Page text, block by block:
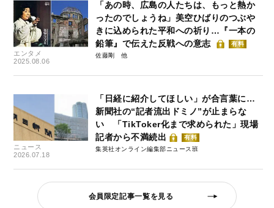
エンタメ
2025.08.06
「あの時、広島の人たちは、もっと熱か
ったのでしょうね」美空ひばりのつぶや
きに込められた平和への祈り…『一本の
鉛筆』で伝えた反戦への意志
有料
佐藤剛
ニュース
2026.07.18
「日経に紹介してほしい」が合言葉に…
新聞社の“記者流出ドミノ”が止まらな
い 「TikToker化まで求められた」現場
記者から不満続出
有料
集英社オンライン編集部ニュース班
会員限定記事一覧を見る